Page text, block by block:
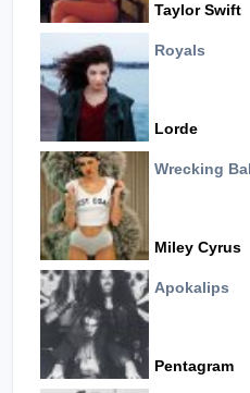
Taylor Swift
Royals
Lorde
Wrecking Ball
Miley Cyrus
Apokalips
Pentagram